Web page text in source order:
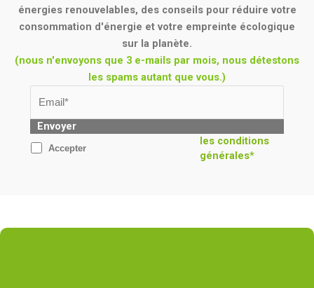
énergies renouvelables, des conseils pour réduire votre
consommation d'énergie et votre empreinte écologique
sur la planète.
(nous n'envoyons que 3 e-mails par mois, nous détestons
les spams autant que vous.)
Envoyer
Accepter
les conditions
générales*